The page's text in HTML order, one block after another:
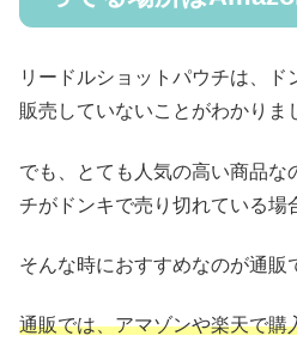
リードルショットパウチは、ド
販売していないことがわかりま
でも、とても人気の高い商品な
チがドンキで売り切れている場
そんな時におすすめなのが通販
通販では、アマゾンや楽天で購